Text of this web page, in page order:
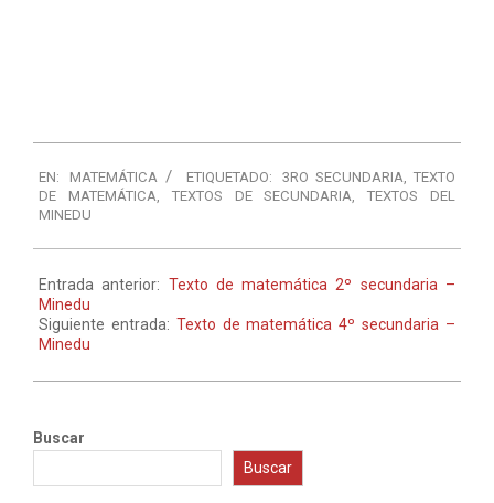
EN: MATEMÁTICA ETIQUETADO: 3RO SECUNDARIA, TEXTO
DE MATEMÁTICA, TEXTOS DE SECUNDARIA,TEXTOS DEL
MINEDU
Entrada anterior: Texto de matemática 2º secundaria –
Minedu
Siguiente entrada: Texto de matemática 4º secundaria –
Minedu
Buscar
Buscar